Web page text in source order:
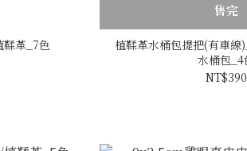
革_7色
售完
植鞣革水桶包提把(有車
水桶包_4
NT$390